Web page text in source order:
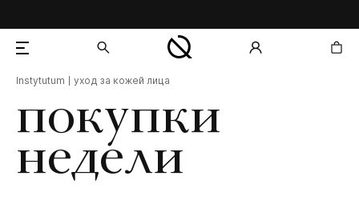
покупки
недели
Instytutum уход за кожей лица